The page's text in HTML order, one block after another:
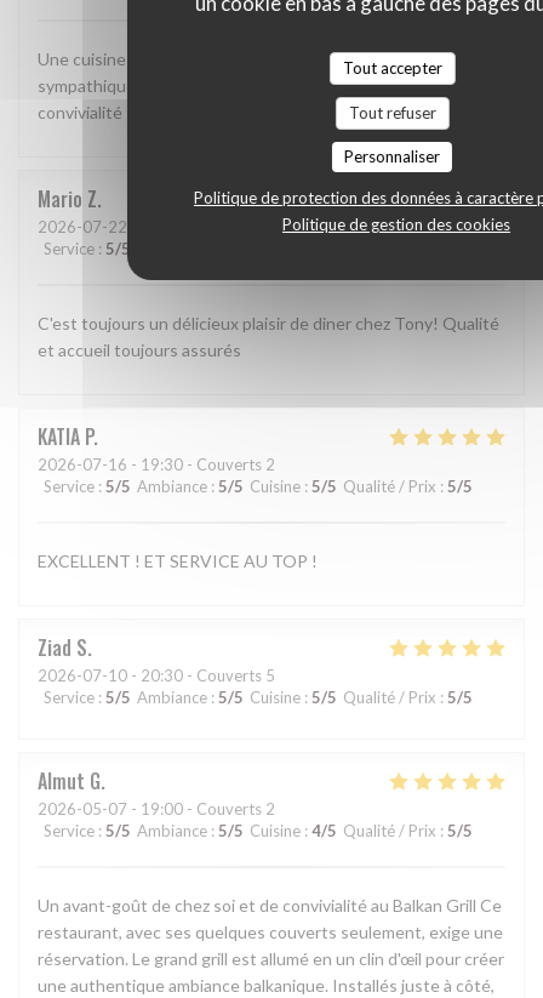
Tout accepter
Tout refuser
Personnaliser
Politique de protection des données à caractère
Politique de gestion des cookies
Une cuisine méditerranéenne bien exécutée. Une ambiance
sympathique. Il ne manque rien pour un moment de
convivialité !
Mario Z
2026-07-22
Service : 5/5
C'est toujours un délicieux plaisir de diner chez Tony! Qualité
et accueil toujours assurés
KATIA P
2026-07-16 - 19:30 - Couverts 2
Service : 5/5 Ambiance : 5/5 Cuisine : 5/5 Qualité / Prix : 5/5
EXCELLENT ! ET SERVICE AU TOP !
Ziad S
2026-07-10 - 20:30 - Couverts 5
Service : 5/5 Ambiance : 5/5 Cuisine : 5/5 Qualité / Prix : 5/5
Almut G
2026-05-07 - 19:00 - Couverts 2
Service : 5/5 Ambiance : 5/5 Cuisine : 4/5 Qualité / Prix : 5/5
Un avant-goût de chez soi et de convivialité au Balkan Grill Ce
restaurant, avec ses quelques couverts seulement, exige une
réservation. Le grand grill est allumé en un clin d'œil pour créer
une authentique ambiance balkanique. Installés juste à côté,